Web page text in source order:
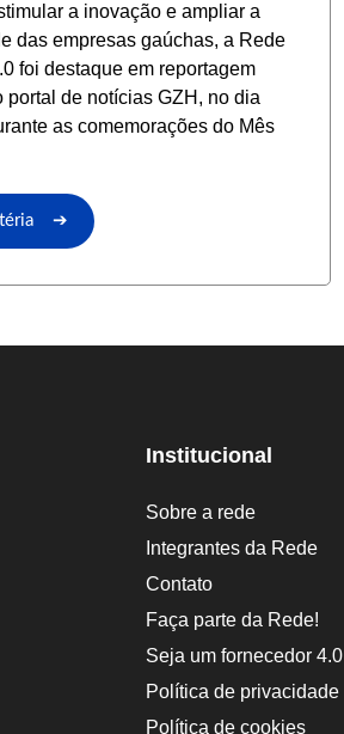
a inovação e ampliar a
das empresas gaúchas, a Rede
foi destaque em reportagem
portal de notícias GZH, no dia
as comemorações do Mês
➔
Institucional
Sobre a rede
Integrantes da Rede
Contato
Faça parte da Rede!
Seja um fornecedor 4.0
Política de privacidade
Política de cookies